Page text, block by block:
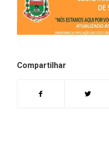
Compartilhar